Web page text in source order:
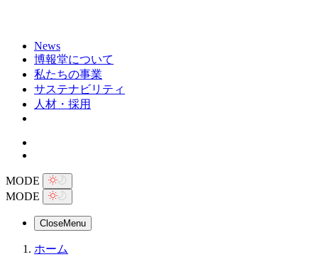
News
博報堂について
私たちの事業
サステナビリティ
人材・採用
MODE
MODE
CloseMenu
ホーム